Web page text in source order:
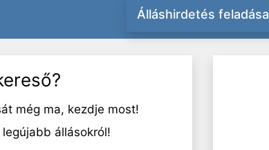
Álláshirdetés feladása
még ma, kezdje most!
állásokról!